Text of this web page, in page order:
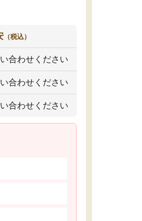
（税込）
合わせください
合わせください
合わせください